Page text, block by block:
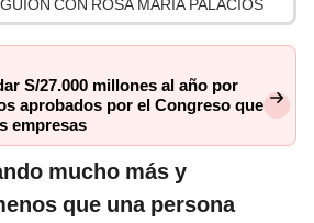
CON ROSA MARÍA PALACIOS
S/27.000 millones al año por
aprobados por el Congreso que
empresas
mucho más y
que una persona